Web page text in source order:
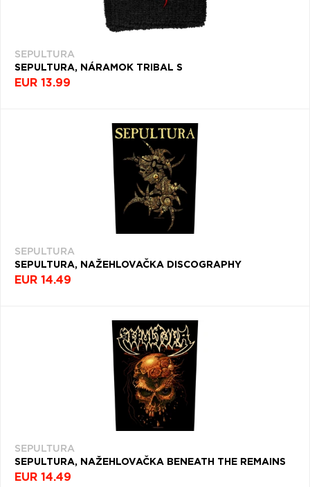
SEPULTURA
SEPULTURA, NÁRAMOK TRIBAL S
EUR 13.99
SEPULTURA
SEPULTURA, NAŽEHLOVAČKA DISCOGRAPHY
EUR 14.49
SEPULTURA
SEPULTURA, NAŽEHLOVAČKA BENEATH THE REMAINS
EUR 14.49